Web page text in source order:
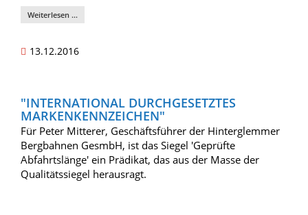
Weiterlesen …
13.12.2016
"INTERNATIONAL DURCHGESETZTES
MARKENKENNZEICHEN"
Für Peter Mitterer, Geschäftsführer der Hinterglemmer
Bergbahnen GesmbH, ist das Siegel 'Geprüfte
Abfahrtslänge' ein Prädikat, das aus der Masse der
Qualitätssiegel herausragt.